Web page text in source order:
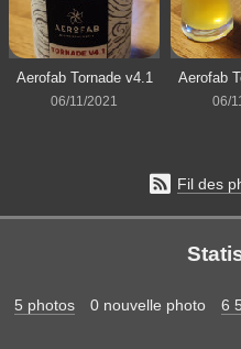
Aerofab Tornade v4.1
06/11/2021
Aerofab
06/
 Fil des
5 photos 0 nouvelle photo 6